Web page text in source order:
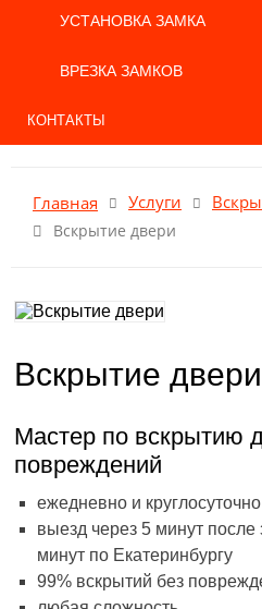
УСТАНОВКА ЗАМКА
ВРЕЗКА ЗАМКОВ
КОНТАКТЫ
Главная Услуги
Вскрытие двери
Вскрытие двери
Мастер по вскрытию
повреждений
ежедневно и
выезд через 5 минут
минут по Екатеринбургу
99% вскрытий без